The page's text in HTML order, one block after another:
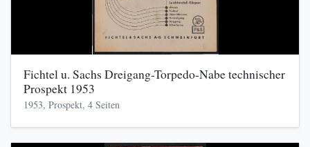
Fichtel u. Sachs Dreigang-Torpedo-Nabe technischer
Prospekt 1953
1953, Prospekt, 4 Seiten